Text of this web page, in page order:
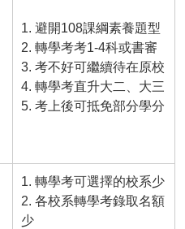
1. 避開108課綱素養題型
2. 轉學考考1-4科或書審
3. 考不好可繼續待在原校
4. 轉學考直升大二、大三
5. 考上後可抵免部分學分
1. 轉學考可選擇的校系少
2. 各校系轉學考錄取名額
少